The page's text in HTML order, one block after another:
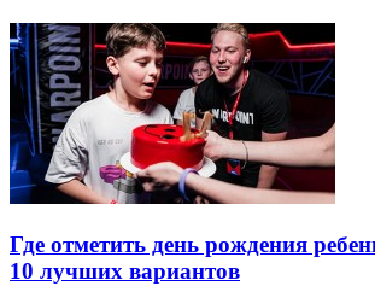
Где отметить день рождения
10 лучших вариантов